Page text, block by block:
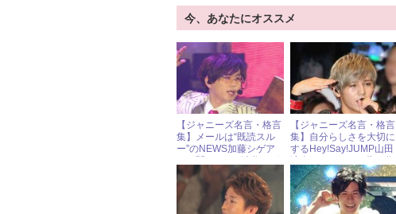
今、あなたにオススメ
【ジャニーズ名言・格言
集】メールは“既読スル
ー”のNEWS加藤シゲア
るの恋愛はメールで丸わ
かり!?
【ジャニーズ名言・格言
集】自分らしさを大切に
するHey!Say!JUMP山田
大輔が気づいたグループ
の絆